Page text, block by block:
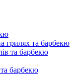
грилях та барбекю
та барбекю
барбекю